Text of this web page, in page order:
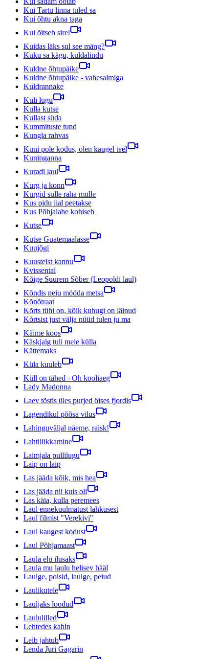
Kui Tartu linna tuled sa
Kui õhtu akna taga
Kui õitseb sirel
Kuidas läks sul see mäng?
Kuku sa kägu, kuldalindu
Kuldne õhtupäike
Kuldne õhtupäike - vahesalmiga
Kuldrannake
Kuli lugu
Kulla kutse
Kullast süda
Kummituste tund
Kungla rahvas
Kuni pole kodus, olen kaugel teel
Kuninganna
Kuradi laul
Kurg ja konn
Kurgid sulle raha mulle
Kus pidu iial peetakse
Kus Põhjalahe kohiseb
Kutse
Kutse Guatemaalasse
Kuujõgi
Kuusteist kannu
Kvissental
Kõige Suurem Sõber (Leopoldi laul)
Kõndis neiu mööda metsa
Kõnõtraat
Kõrts tühi on, kõik kuhugi on läinud
Kõrtsist just välja nüüd tulen ju ma
Käime koos
Käskjalg tuli meie külla
Kättemaks
Küla kuuleb
Küll on tähed - Oh kooliaeg
Lady Madonna
Laev tõstis üles purjed öises fjordis
Lagendikul põõsa vilus
Lahinguväljal näeme, raisk!
Lahtilükkamine
Laimjala pullilugu
Laip on laip
Las jääda kõik, mis hea
Las jääda nii kuis oli
Las käia, kulla peremees
Laul ennekuulmatust lahkusest
Laul filmist "Verekivi"
Laul kaugest kodust
Laul Põhjamaast
Laula elu ilusaks
Laula mu laulu helisev hääl
Laulge, poisid, laulge, peiud
Laulikutele
Lauljaks loodud
Laululilled
Lehtedes kahin
Leib jahtub
Lenda Juri Gagarin